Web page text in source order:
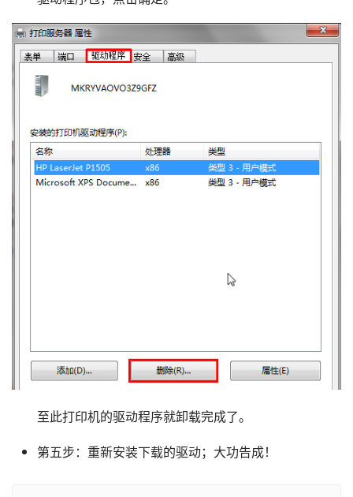
至此打印机的驱动程序就卸载完成了。
第五步：重新安装下载的驱动；大功告成！